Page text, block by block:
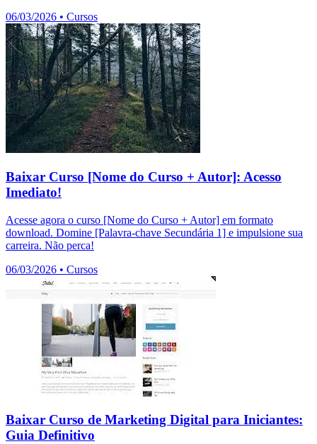
06/03/2026 • Cursos
Baixar Curso [Nome do Curso + Autor]: Acesso
Imediato!
Acesse agora o curso [Nome do Curso + Autor] em formato
download. Domine [Palavra-chave Secundária 1] e impulsione sua
carreira. Não perca!
06/03/2026 • Cursos
Baixar Curso de Marketing Digital para Iniciantes:
Guia Definitivo